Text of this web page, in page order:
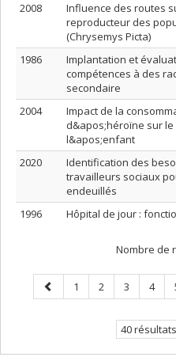
2008
Influence des routes
reproducteur des
(Chrysemys Picta)
1986
Implantation et
compétences à des
secondaire
2004
Impact de la
d&apos;héroïne sur
l&apos;enfant
2020
Identification des
travailleurs sociaux
endeuillés
1996
Hôpital de jour :
Nombre de
Page
précédente
Page
1 Page
2 Page
3 Page
4
40